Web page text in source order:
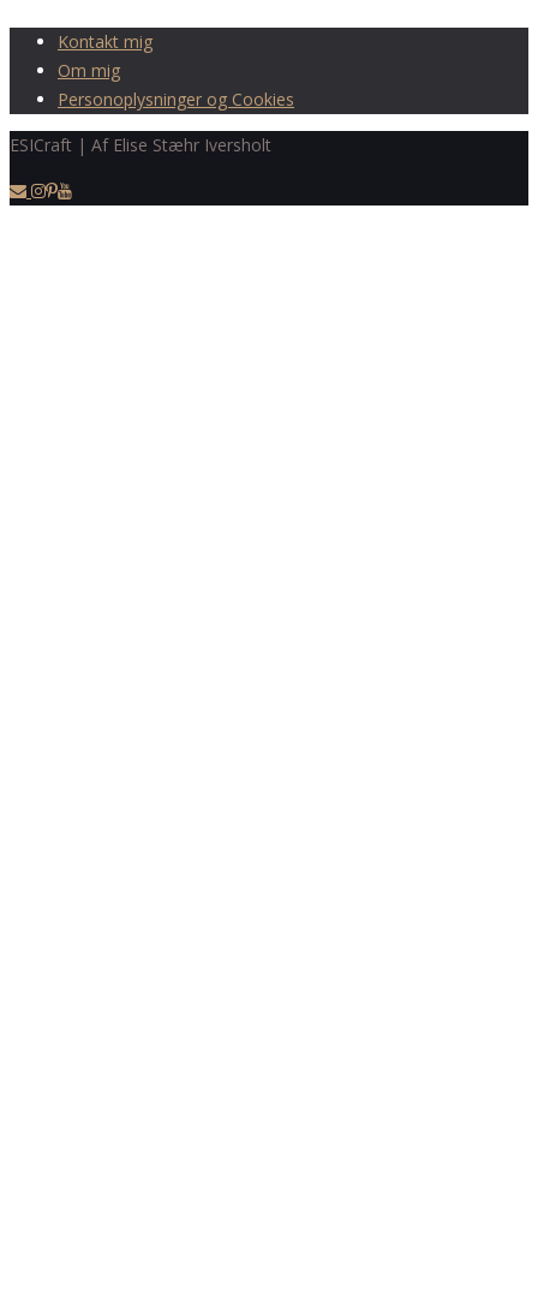
Kontakt mig
Om mig
Personoplysninger og Cookies
ESICraft | Af Elise Stæhr Iversholt